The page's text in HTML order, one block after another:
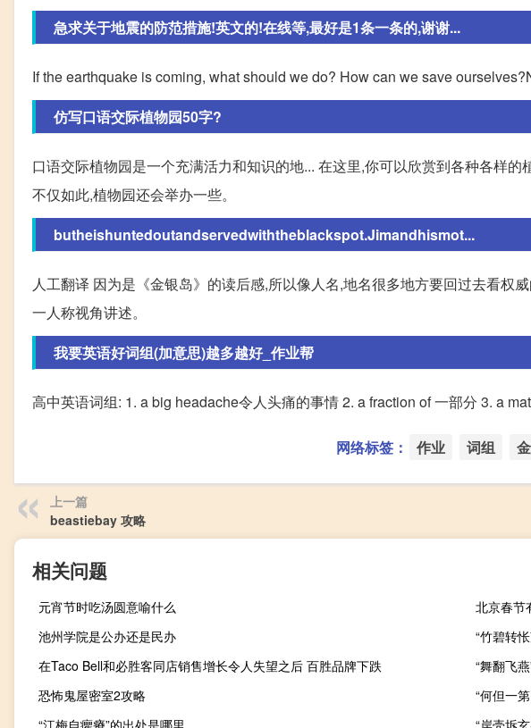
急求关于地震的防范措施!英文的!在线等,最好是1条一条的,谢谢...
If the earthquake is coming, what should we do? How can we save
仿写口语交际植物园50字?
口语交际植物园是一个充满活力和知识的地... 在这里,你可以欣赏到各种各样的
不仅如此,植物园还会举办一些。
butheishuntedoutandservedwiththeblackspot.Jimandhismot...
人工翻译 因为是《金银岛》的读后感,所以像人名,地名很多地方要回过去看权
一人称视角讲述。
我要英语好词组(加意思)越多越好_作业帮
高中英语词组: 1. a big headache令人头痛的事情 2. a fraction of 一部分 3. a
网络标签： 作业 词组
上一篇
beastiebay 攻略
相关问题
元宵节时吃汤圆意喻什么
北京春节
池州学院是公办还是民办
“竹碧转
在Taco Bell和必胜客同店销售增长令人失望之后 百胜品牌下跌
“舞翻飞
恐怖鬼屋密室2攻略
“何但一
“江梅自癯瘠”的出处是哪里
“岸壳坼